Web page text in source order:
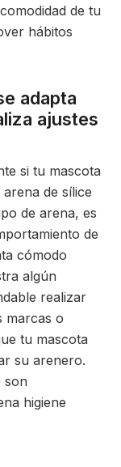
de tu
hábitos
adapta
ajustes
si tu mascota
de sílice
de arena, es
de
cómodo
algún
realizar
marcas o
tu mascota
su arenero.
son
higiene